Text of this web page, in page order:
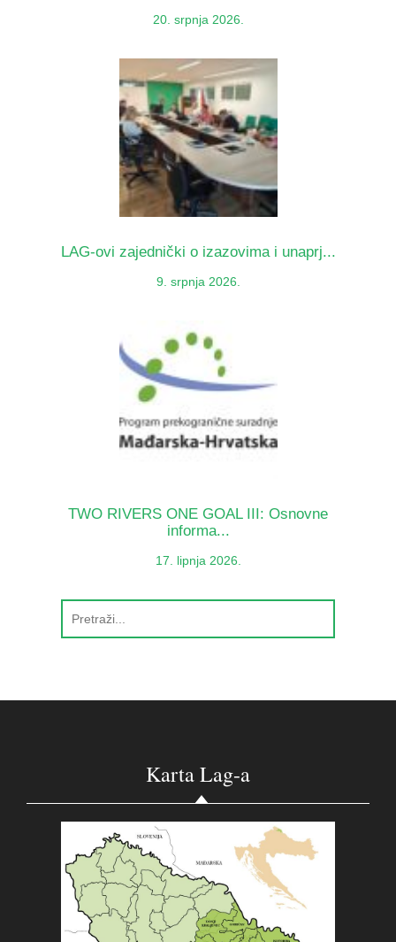
20. srpnja 2026.
LAG-ovi zajednički o izazovima i unaprj...
9. srpnja 2026.
TWO RIVERS ONE GOAL III: Osnovne
informa...
17. lipnja 2026.
Karta Lag-a